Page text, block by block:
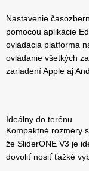
Nastavenie
pomocou aplikácie
ovládacia platforma
ovládanie všetkých
zariadení Apple aj
Ideálny do terénu
Kompaktné rozmery
že SliderONE V3 je
dovoliť nosiť ťažké